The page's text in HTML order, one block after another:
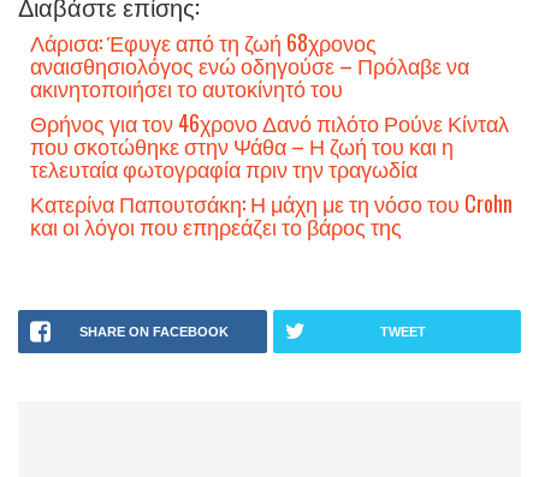
Λάρισα: Έφυγε από τη ζωή 68χρονος
αναισθησιολόγος ενώ οδηγούσε – Πρόλαβε να
ακινητοποιήσει το αυτοκίνητό του
Θρήνος για τον 46χρονο Δανό πιλότο Ρούνε Κίνταλ
που σκοτώθηκε στην Ψάθα – Η ζωή του και η
τελευταία φωτογραφία πριν την τραγωδία
Κατερίνα Παπουτσάκη: Η μάχη με τη νόσο του Crohn
και οι λόγοι που επηρεάζει το βάρος της
SHARE ON FACEBOOK TWEET